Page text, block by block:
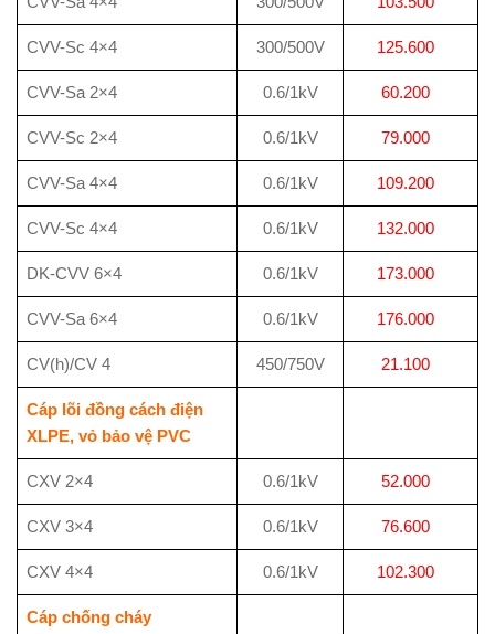
CVV-Sc 4×4 300/500V 125.600
CVV-Sa 2×4 0.6/1kV 60.200
CVV-Sc 2×4 0.6/1kV 79.000
CVV-Sa 4×4 0.6/1kV 109.200
CVV-Sc 4×4 0.6/1kV 132.000
DK-CVV 6×4 0.6/1kV 173.000
CVV-Sa 6×4 0.6/1kV 176.000
CV(h)/CV 4 450/750V 21.100
Cáp lõi đồng cách điện
XLPE, vỏ bảo vệ PVC
CXV 2×4 0.6/1kV 52.000
CXV 3×4 0.6/1kV 76.600
CXV 4×4 0.6/1kV 102.300
Cáp chống cháy